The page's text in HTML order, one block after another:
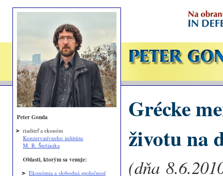
Peter Gonda
riaditeľ a ekonóm
Konzervatívneho inštitútu
M. R. Štefánika
Oblasti, ktorým sa venuje:
Ekonómia a slobodná spoločnosť
Grécke
životu na
(dňa